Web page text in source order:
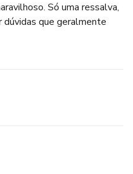
Só uma ressalva,
que geralmente